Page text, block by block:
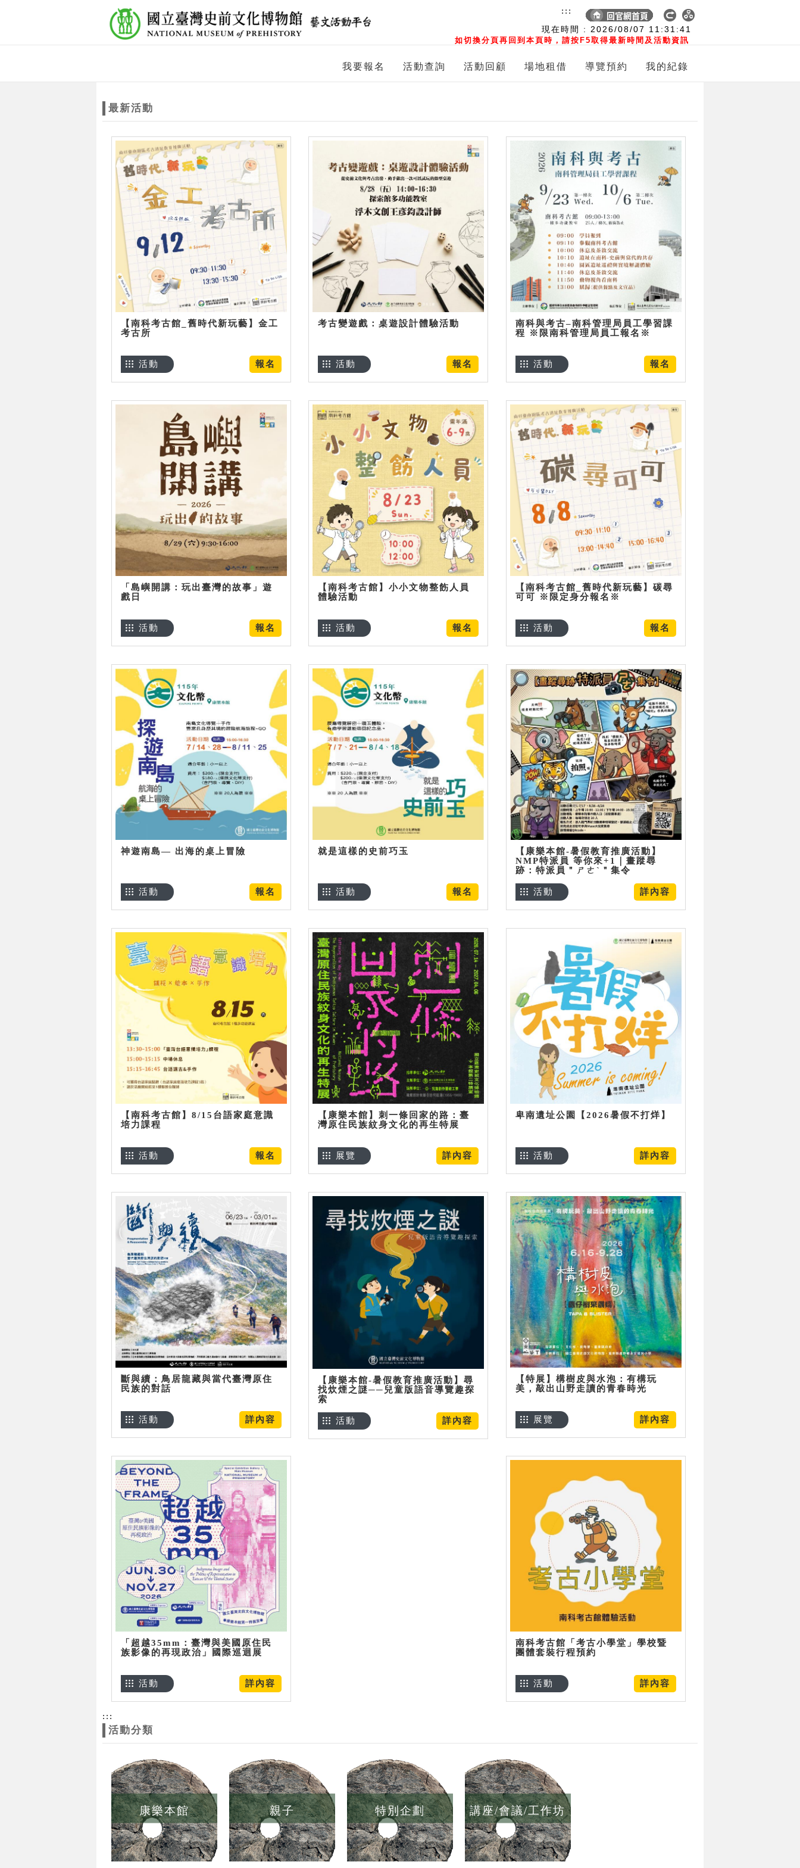
現在時間 : 2026/08/07 11:31:42
如切換分頁再回到本頁時，請按F5取得最新時間及活動資訊
:::
我要報名 活動查詢 活動回顧 場地租借 導覽預約 我的紀錄
最新活動
【南科考古館_舊時代新玩藝】金工
考古所
報名
活動
考古變遊戲：桌遊設計體驗活動
報名
活動
南科與考古–南科管理局員工學習課
程 ※限南科管理局員工報名※
報名
活動
「島嶼開講：玩出臺灣的故事」遊
戲日
報名
活動
【南科考古館】小小文物整飭人員
體驗活動
報名
活動
【南科考古館_舊時代新玩藝】碳尋
可可 ※限定身分報名※
報名
活動
神遊南島— 出海的桌上冒險
報名
活動
就是這樣的史前巧玉
報名
活動
【康樂本館-暑假教育推廣活動】
NMP特派員 等你來+1｜畫蹤尋
跡：特派員＂ㄕㄜˋ＂集令
詳內容
活動
【南科考古館】8/15台語家庭意識
培力課程
報名
活動
【康樂本館】刺一條回家的路：臺
灣原住民族紋身文化的再生特展
詳內容
展覽
卑南遺址公園【2026暑假不打烊】
詳內容
活動
斷與續：鳥居龍藏與當代臺灣原住
民族的對話
詳內容
活動
【康樂本館-暑假教育推廣活動】尋
找炊煙之謎──兒童版語音導覽趣探
索
詳內容
活動
【特展】構樹皮與水泡：有構玩
美，敲出山野走讀的青春時光
詳內容
展覽
「超越35mm：臺灣與美國原住民
族影像的再現政治」國際巡迴展
詳內容
活動
南科考古館「考古小學堂」學校暨
團體套裝行程預約
詳內容
活動
:::
活動分類
康樂本館 親子 特別企劃 講座/會議/工作坊